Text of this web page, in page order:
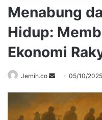
Menabung
Hidup:
Ekonomi
Jernih.co
Send05/10/2025